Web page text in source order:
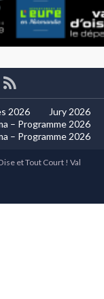
2026
Jury 2026
– Programme 2026
– Programme 2026
et Tout Court ! Val